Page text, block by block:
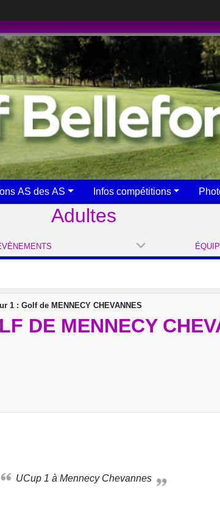
AS des AS Infos compétitions
Adultes
1 : Golf de MENNECY CHEVANNES
DE MENNECY
UCup 1 à Mennecy Chevannes